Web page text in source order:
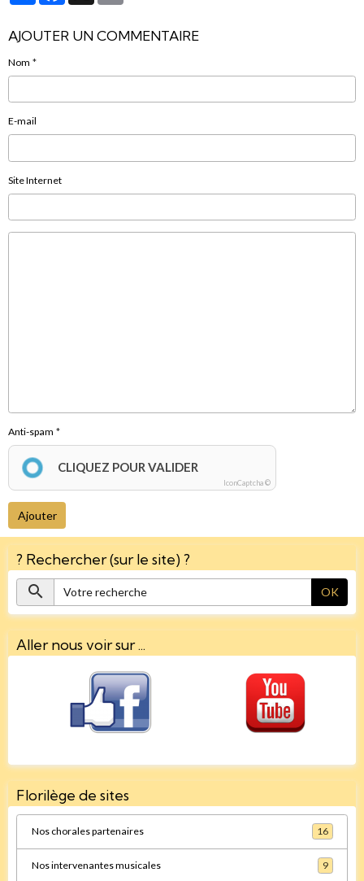
AJOUTER UN COMMENTAIRE
Nom
E-mail
Site Internet
Anti-spam
CLIQUEZ POUR VALIDER
IconCaptcha ©
Ajouter
? Rechercher (sur le site) ?
OK
Aller nous voir sur ...
Florilège de sites
Nos chorales partenaires 16
Nos intervenantes musicales 9